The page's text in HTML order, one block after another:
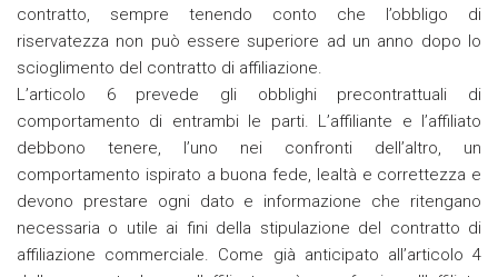
contratto, sempre tenendo conto che l’obbligo di
riservatezza non può essere superiore ad un anno dopo lo
scioglimento del contratto di affiliazione.
L’articolo 6 prevede gli obblighi precontrattuali di
comportamento di entrambi le parti. L’affiliante e l’affiliato
debbono tenere, l’uno nei confronti dell’altro, un
comportamento ispirato a buona fede, lealtà e correttezza e
devono prestare ogni dato e informazione che ritengano
necessaria o utile ai fini della stipulazione del contratto di
affiliazione commerciale. Come già anticipato all’articolo 4